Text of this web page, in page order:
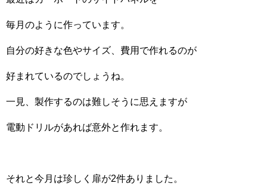
毎月のように作っています。
自分の好きな色やサイズ、費用で作れるのが
好まれているのでしょうね。
一見、製作するのは難しそうに思えますが
電動ドリルがあれば意外と作れます。
それと今月は珍しく扉が2件ありました。